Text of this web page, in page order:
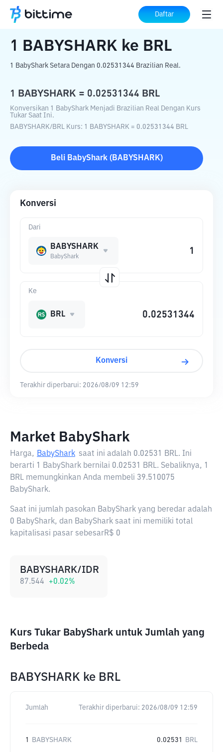
Daftar
Beranda Konverter Kripto BABYSHARK ke BRL
1 BABYSHARK ke BRL
1 BabyShark Setara Dengan 0.02531344 Brazilian Real.
1 BABYSHARK = 0.02531344 BRL
Konversikan 1 BabyShark Menjadi Brazilian Real Dengan Kurs
Tukar Saat Ini.
BABYSHARK/BRL Kurs: 1 BABYSHARK = 0.02531344 BRL
Beli BabyShark( BABYSHARK)
Konversi
Dari
BABYSHARK
BabyShark
Ke
BRL
Konversi
Terakhir diperbarui: 2026/08/09 12:59
Market BabyShark
Harga, BabyShark saat ini adalah 0.02531 BRL. Ini
berarti 1 BabyShark bernilai 0.02531 BRL. Sebaliknya, 1
BRL memungkinkan Anda membeli 39.510075
BabyShark.
Saat ini jumlah pasokan BabyShark yang beredar adalah
0 BabyShark, dan BabyShark saat ini memiliki total
kapitalisasi pasar sebesarR$ 0
BABYSHARK/IDR
87.544 +0.02%
Kurs Tukar BabyShark untuk Jumlah yang
Berbeda
BABYSHARK ke BRL
Jumlah Terakhir diperbarui: 2026/08/09 12:59
1 BABYSHARK 0.02531 BRL